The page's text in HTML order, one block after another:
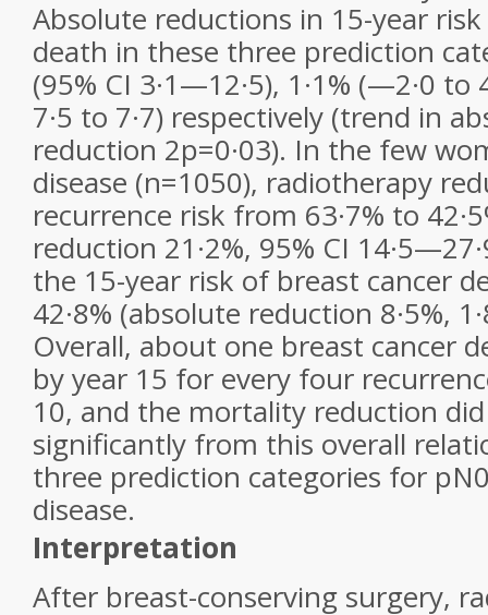
Absolute reductions in 15-year
death in these three prediction
(95% CI 3·1—12·5), 1·1% (—2·0 to
7·5 to 7·7) respectively (trend in
reduction 2p=0·03). In the few
disease (n=1050), radiotherapy
recurrence risk from 63·7% to
reduction 21·2%, 95% CI
the 15-year risk of breast cancer
42·8% (absolute reduction 8·5%,
Overall, about one breast cancer
by year 15 for every four
10, and the mortality reduction
significantly from this overall
three prediction categories for
disease.
Interpretation
After breast-conserving surgery,